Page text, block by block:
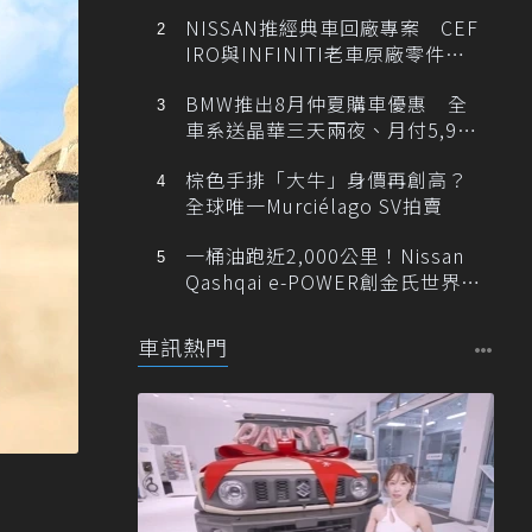
NISSAN推經典車回廠專案 CEF
IRO與INFINITI老車原廠零件最
BMW推出8月仲夏購車優惠 全
車系送晶華三天兩夜、月付5,900
棕色手排「大牛」身價再創高？
全球唯一Murciélago SV拍賣
一桶油跑近2,000公里！Nissan
Qashqai e-POWER創金氏世界紀
車訊熱門